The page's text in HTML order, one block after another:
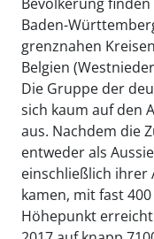
Baden-
grenznahen
Belgien
Die Gruppe der
sich kaum auf den
aus. Nachdem die
entweder als
einschließlich ihrer
kamen, mit fast
Höhepunkt